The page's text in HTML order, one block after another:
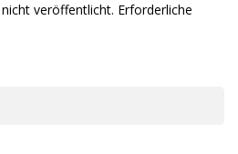
veröffentlicht. Erforderliche